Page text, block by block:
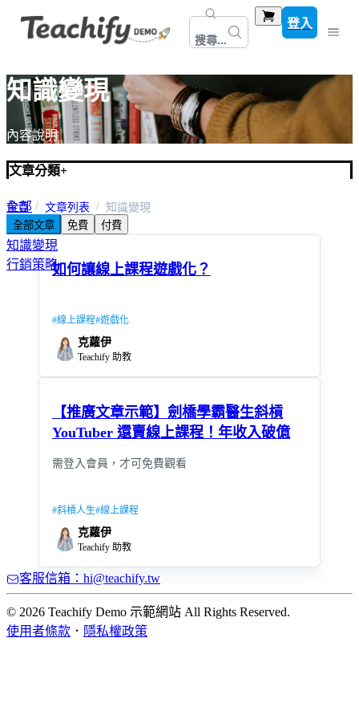
搜尋...
登入
知識變現
內容說明
文章分類+
全部
線上課程
知識變現
行銷策略
首頁 文章列表
知識變現
全部文章
免費 付費
如何讓線上課程遊戲化？
#線上課程#遊戲化
克蘿伊
Teachify 助教
【推廣文章示範】劍橋學霸醫生斜槓
YouTuber 還賣線上課程！年收入破億
需登入會員，才可免費觀看
#斜槓人生#線上課程
克蘿伊
Teachify 助教
客服信箱：hi@teachify.tw
© 2026 Teachify Demo 示範網站 All Rights Reserved.
使用者條款 ． 隱私權政策